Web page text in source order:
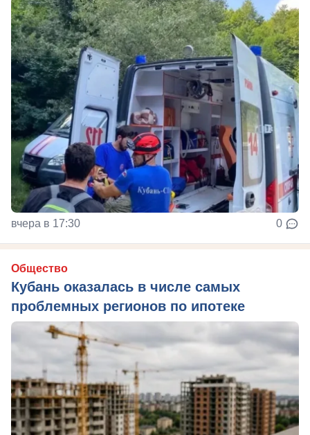
вчера в 17:30 0
Общество
Кубань оказалась в числе самых
проблемных регионов по ипотеке